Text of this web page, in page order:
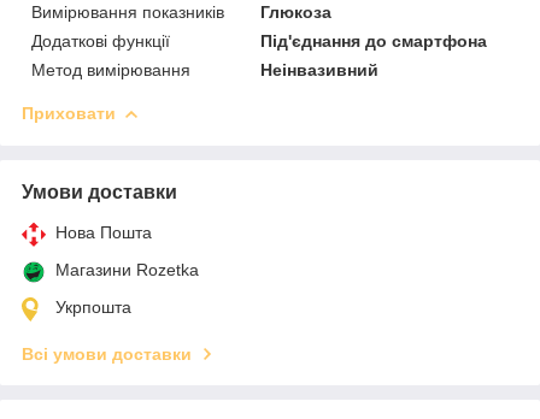
Вимірювання показників
Глюкоза
Додаткові функції
Під'єднання до смартфона
Метод вимірювання
Неінвазивний
Приховати
Умови доставки
Нова Пошта
Магазини Rozetka
Укрпошта
Всі умови доставки